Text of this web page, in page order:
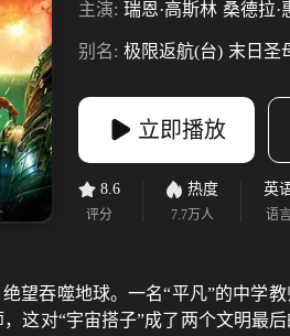
主演: 瑞恩·高斯林 桑德拉·
别名: 极限返航(台) 末日圣
立即播放
8.6
评分
热度
7.7万人
英
语
望吞噬地球。⼀名“平凡”的中学
这对“宇宙搭子”成了两个文明最